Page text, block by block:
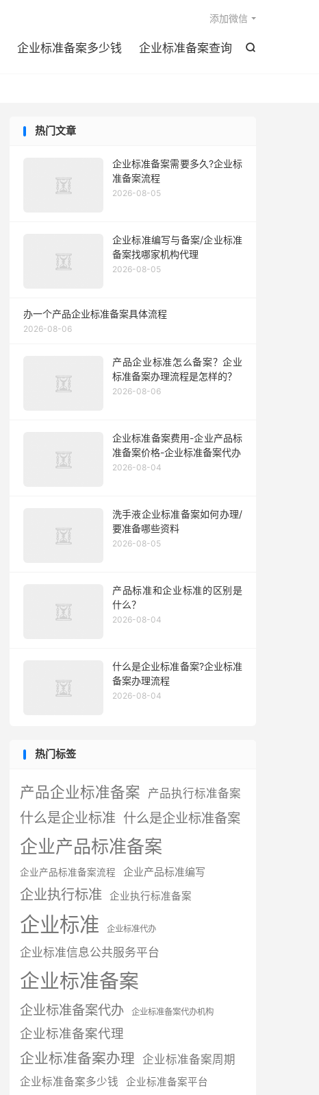

企业标准备案多少钱 企业标准备案查询
添加微信
热门文章
企业标准备案需要多久?企业标
准备案流程
2026-08-05
企业标准编写与备案/企业标准
备案找哪家机构代理
2026-08-05
办一个产品企业标准备案具体流程
2026-08-06
产品企业标准怎么备案？企业
标准备案办理流程是怎样的？
2026-08-06
企业标准备案费用-企业产品标
准备案价格-企业标准备案代办
2026-08-04
洗手液企业标准备案如何办理/
要准备哪些资料
2026-08-05
产品标准和企业标准的区别是
什么？
2026-08-04
什么是企业标准备案?企业标准
备案办理流程
2026-08-04
热门标签
产品企业标准备案 产品执行标准备案
什么是企业标准 什么是企业标准备案
企业产品标准备案
企业产品标准备案流程 企业产品标准编写
企业执行标准 企业执行标准备案
企业标准 企业标准代办
企业标准信息公共服务平台
企业标准备案
企业标准备案代办 企业标准备案代办机构
企业标准备案代理
企业标准备案办理 企业标准备案周期
企业标准备案多少钱 企业标准备案平台